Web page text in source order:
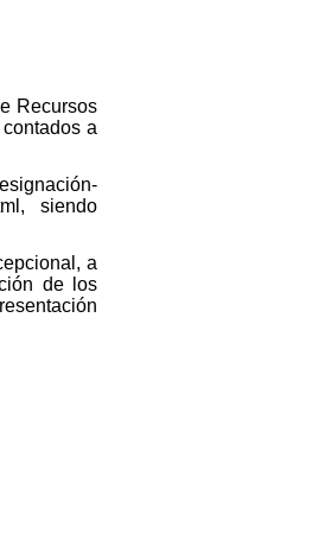
Recursos
a
siendo
a
de los